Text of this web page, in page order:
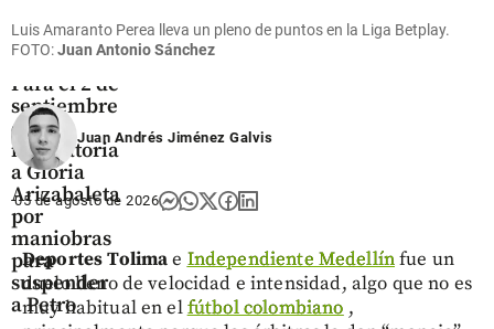
Colombia
Para el 2 de
septiembre
quedó
indagatoria
a Gloria
Arizabaleta
por
maniobras
para
suspender
a Petro
Luis Amaranto Perea lleva un pleno de puntos en la Liga Betplay.
FOTO:Juan Antonio Sánchez
Juan Andrés Jiménez Galvis
05 de agosto de 2026
Deportes Tolimae Independiente Medellínfue un
duelo lleno de velocidad e intensidad, algo que no es
muy habitual en elfútbol colombiano ,